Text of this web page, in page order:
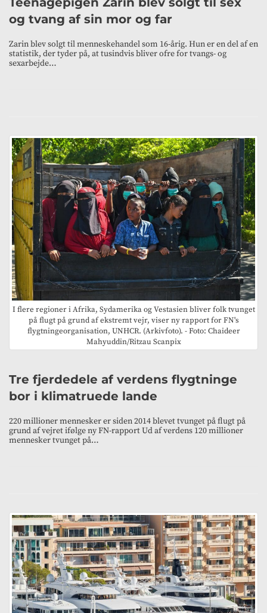
og tvang af sin mor og far
Zarin blev solgt til menneskehandel som 16-årig. Hun er en del af en
statistik, der tyder på, at tusindvis bliver ofre for tvangs- og
sexarbejde…
I flere regioner i Afrika, Sydamerika og Vestasien bliver folk tvunget
på flugt på grund af ekstremt vejr, viser ny rapport for FN's
flygtningeorganisation, UNHCR. (Arkivfoto). - Foto: Chaideer
Mahyuddin/Ritzau Scanpix
Tre fjerdedele af verdens flygtninge
bor i klimatruede lande
220 millioner mennesker er siden 2014 blevet tvunget på flugt på
grund af vejret ifølge ny FN-rapport Ud af verdens 120 millioner
mennesker tvunget på…